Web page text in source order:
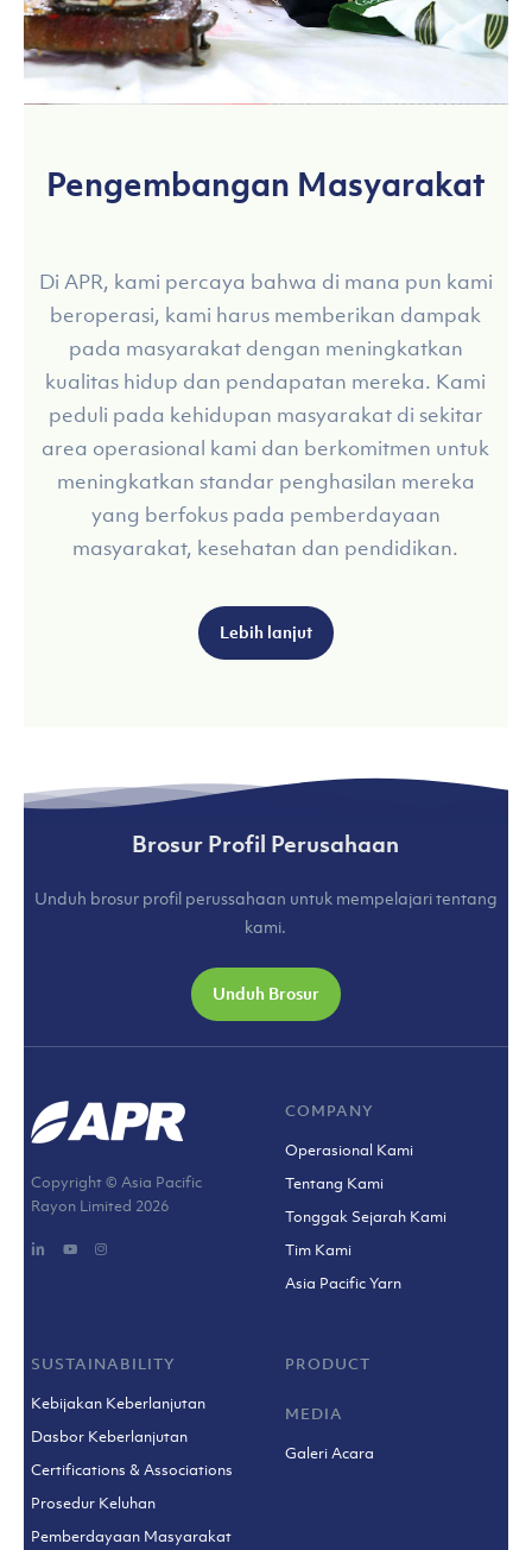
Pengembangan Masyarakat
Di APR, kami percaya bahwa di mana pun kami
beroperasi, kami harus memberikan dampak
pada masyarakat dengan meningkatkan
kualitas hidup dan pendapatan mereka. Kami
peduli pada kehidupan masyarakat di sekitar
area operasional kami dan berkomitmen untuk
meningkatkan standar penghasilan mereka
yang berfokus pada pemberdayaan
masyarakat, kesehatan dan pendidikan.
Lebih lanjut
Brosur Profil Perusahaan
Unduh brosur profil perussahaan untuk mempelajari tentang
kami.
Unduh Brosur
Copyright © Asia Pacific
Rayon Limited 2026
COMPANY
Operasional Kami
Tentang Kami
Tonggak Sejarah Kami
Tim Kami
Asia Pacific Yarn
SUSTAINABILITY
Kebijakan Keberlanjutan
Dasbor Keberlanjutan
Certifications & Associations
Prosedur Keluhan
Pemberdayaan Masyarakat
PRODUCT
MEDIA
Galeri Acara